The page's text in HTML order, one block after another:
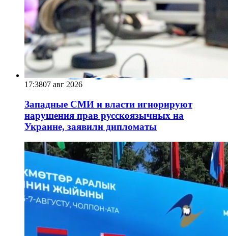
17:3807 авг 2026
Западные СМИ и власти игнорируют
нарушения прав русскоязычных на
Украине, заявили дипломаты